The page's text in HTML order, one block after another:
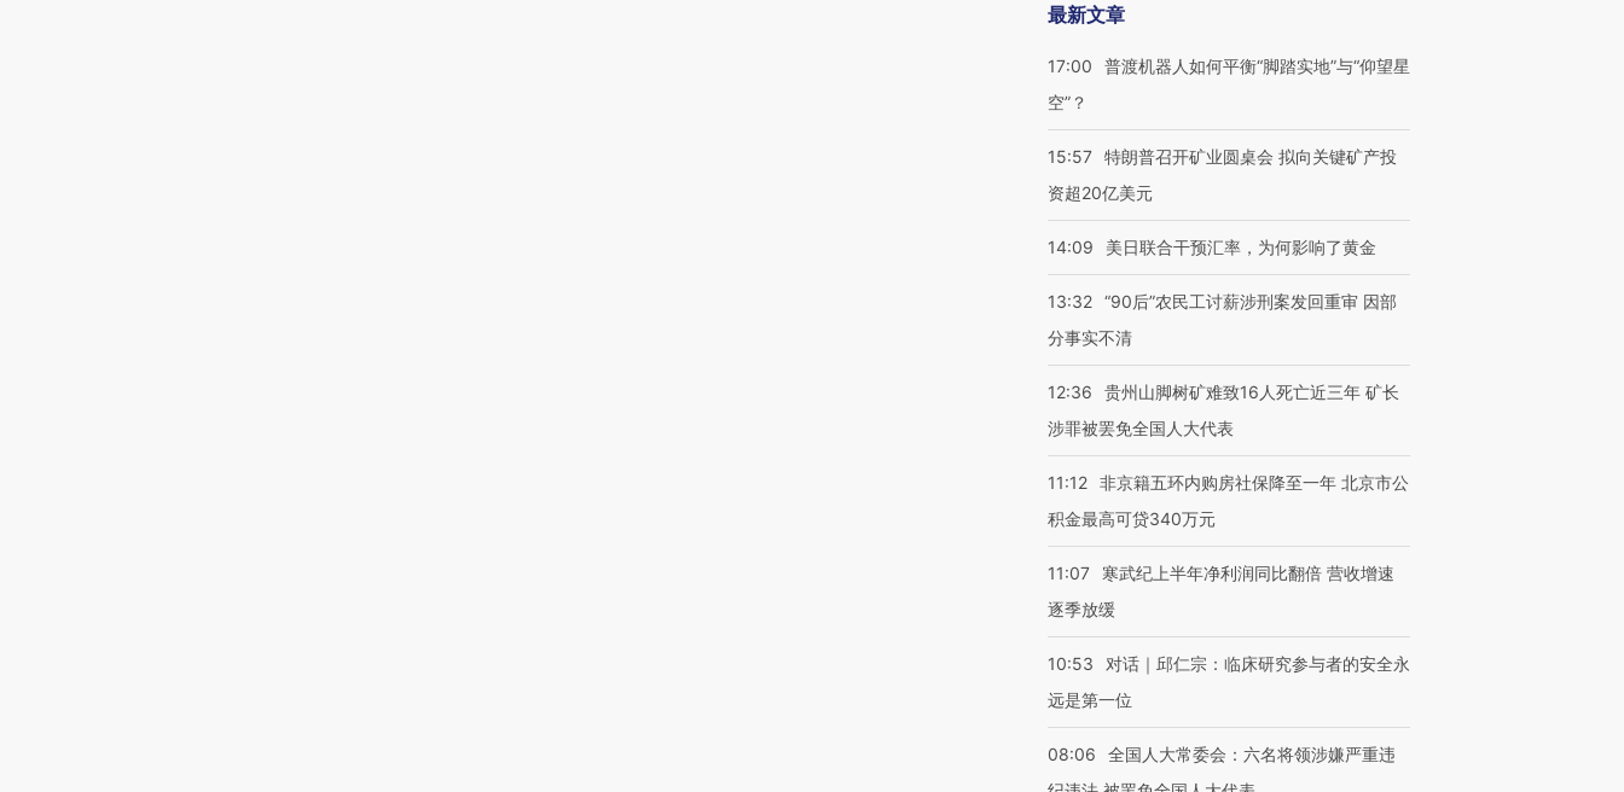
最新文章
17:00
普渡机器人如何平衡“脚踏实地”与“仰望星
空”？
15:57 特朗普召开矿业圆桌会 拟向关键矿产投
资超20亿美元
14:09 美日联合干预汇率，为何影响了黄金
13:32 “90后”农民工讨薪涉刑案发回重审 因部
分事实不清
12:36
贵州山脚树矿难致16人死亡近三年 矿长
涉罪被罢免全国人大代表
11:12 非京籍五环内购房社保降至一年 北京市公
积金最高可贷340万元
11:07
寒武纪上半年净利润同比翻倍 营收增速
逐季放缓
10:53
对话｜邱仁宗：临床研究参与者的安全永
远是第一位
08:06
全国人大常委会：六名将领涉嫌严重违